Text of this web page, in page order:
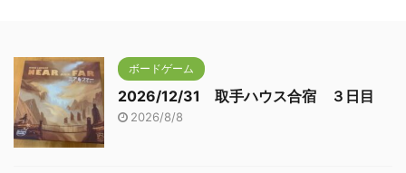
ボードゲーム
2026/12/31 取手ハウス合宿 ３日目
2026/8/8